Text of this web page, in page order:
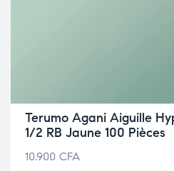
Terumo Agani Aiguille
1/2 RB Jaune 100 Pièces
10.900 CFA